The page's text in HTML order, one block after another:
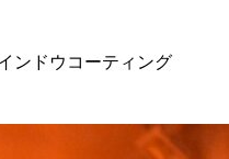
ンドウコーティング